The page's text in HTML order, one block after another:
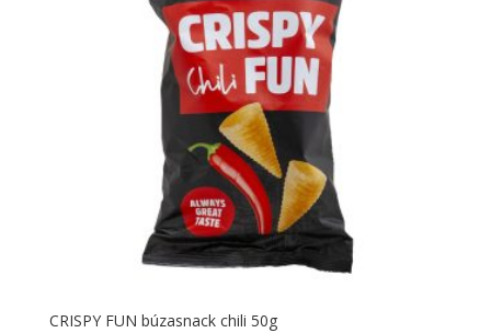
CRISPY FUN búzasnack chili 50g